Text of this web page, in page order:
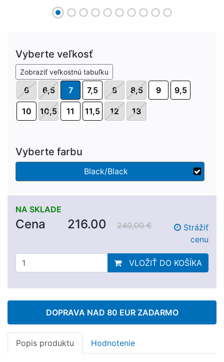
Vyberte veľkosť
Zobraziť veľkostnú tabuľku
6 6,5 7 7,5 8 8,5 9 9,5
10 10,5 11 11,5 12 13
Vyberte farbu
Black/Black
NA SKLADE
Cena 216.00 240,00 €
Strážiť
cenu
VLOŽIŤ DO KOŠÍKA
DOPRAVA NAD 80 EUR ZADARMO
Popis produktu Hodnotenie